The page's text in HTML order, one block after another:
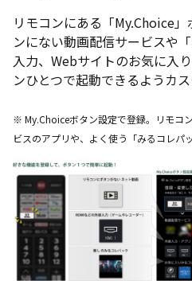
リモコンにある「My.Choice
ンにない動画配信サービスや
入力、Webサイトのお気に入
ンひとつで起動できるようカス
※ My.Choiceボタン設定で登録。リモコ
ビスのアプリや、よく使う「みるコレパ